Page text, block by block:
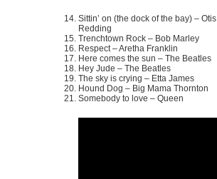
Sittin’ on (the dock of the bay) – Otis
Redding
Trenchtown Rock – Bob Marley
Respect – Aretha Franklin
Here comes the sun – The Beatles
Hey Jude – The Beatles
The sky is crying – Etta James
Hound Dog – Big Mama Thornton
Somebody to love – Queen